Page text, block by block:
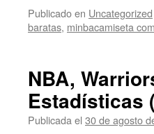
Publicado en Uncategorized
baratas, minbacamiseta com
NBA,
Estadísticas
Publicada el 30 de agosto